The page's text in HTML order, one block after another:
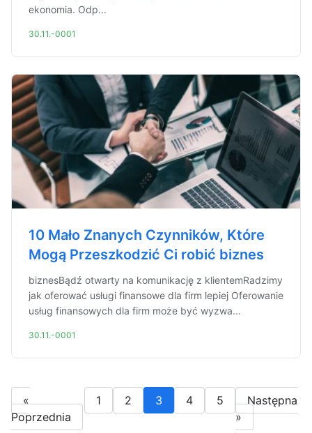
ekonomia. Odp...
30.11.-0001
10 Mało Znanych Czynników, Które
Mogą Przeszkodzić Ci robić biznes
biznesBądź otwarty na komunikację z klientemRadzimy
jak oferować usługi finansowe dla firm lepiej Oferowanie
usług finansowych dla firm może być wyzwa...
30.11.-0001
«
Poprzednia
1 2 3 4 5
Następna
»